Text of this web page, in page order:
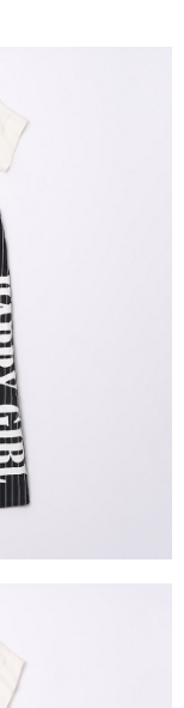
用無須另外申請。
跳轉到大哥付的交易
日，確認付款後即完
認頁面所載為準。
過，訂單將自動取
分期系統評分，恕無
結算日後寄送繳費提
大直營門市／銀行轉
本公司）所提供，讓
店將買賣／分期付款
帳款。
，商店將以您的個人
蒐集、處理及利用，
userRule
方式。 讓您購物簡單
至「AFTEE先享後付」
。
結，可透過四大超商／
成。
需要取消訂單，請聯絡
，需透過AFTEE先享
顯示為準，若有關於
繫「AFTEE先享後付
享後付」服務完成之交
相關給付款項請求債